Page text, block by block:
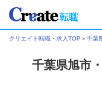
クリエイト転職・求人TOP ＞千葉
千葉県旭市